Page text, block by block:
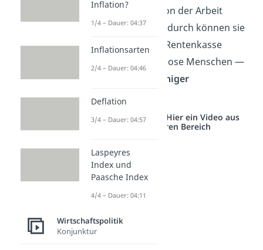
Kinder eine Pause von der Arbeit
machen müssen. Dadurch können sie
weniger Geld in die Rentenkasse
einzahlen als kinderlose Menschen —
und später auch
weniger
herausnehmen
Studyflix vernetzt: Hier ein Video aus
einem anderen Bereich
Inflation?
1/4 – Dauer: 04:37
Inflationsarten
2/4 – Dauer: 04:46
Deflation
3/4 – Dauer: 04:57
Laspeyres
Index und
Paasche Index
4/4 – Dauer: 04:11
Wirtschaftspolitik
Konjunktur